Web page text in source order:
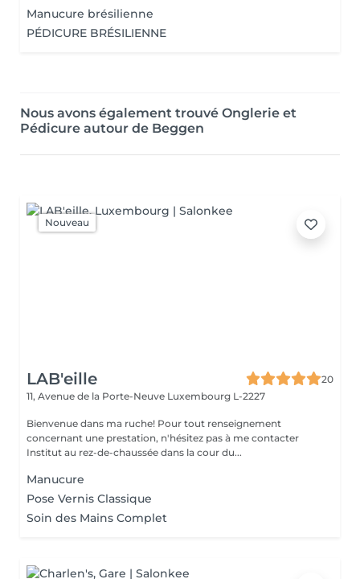
Manucure brésilienne
PÉDICURE BRÉSILIENNE
Nous avons également trouvé Onglerie et
Pédicure autour de Beggen
Nouveau
LAB'eille
20
11, Avenue de la Porte-Neuve Luxembourg L-2227
Bienvenue dans ma ruche! Pour tout renseignement
concernant une prestation, n'hésitez pas à me contacter
Institut au rez-de-chaussée dans la cour du...
Manucure
Pose Vernis Classique
Soin des Mains Complet